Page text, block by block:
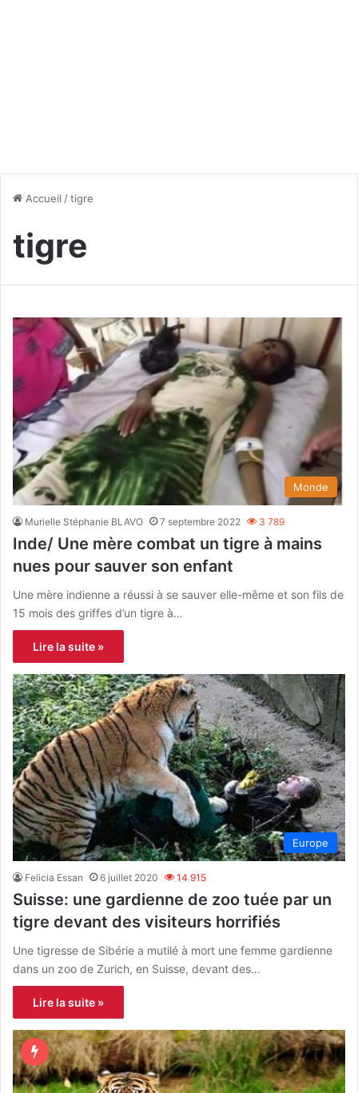
Accueil /tigre
tigre
Monde
Murielle Stéphanie BLAVO 7 septembre 2022 3 789
Inde/ Une mère combat un tigre à mains
nues pour sauver son enfant
Une mère indienne a réussi à se sauver elle-même et son fils de
15 mois des griffes d’un tigre à…
Lire la suite »
Europe
Felicia Essan 6 juillet 2020 14 915
Suisse: une gardienne de zoo tuée par un
tigre devant des visiteurs horrifiés
Une tigresse de Sibérie a mutilé à mort une femme gardienne
dans un zoo de Zurich, en Suisse, devant des…
Lire la suite »